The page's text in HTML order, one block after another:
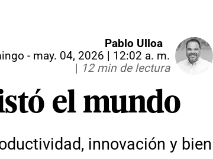
Pablo Ulloa
- may. 04, 2026 | 12:02 a. m.
| 12 min de lectura
el mundo
innovación y bien